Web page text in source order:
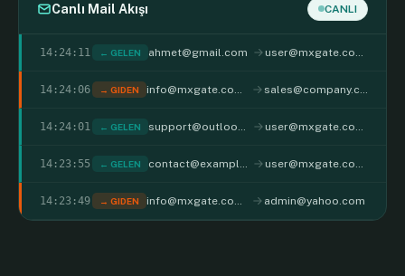
Canlı Mail Akışı CANLI
14:24:11 ← GELEN ahmet@gmail.com
14:24:06 → GIDEN
14:24:01 ← GELEN
14:23:55 ← GELEN
14:23:49 → GIDEN admin@yahoo.com